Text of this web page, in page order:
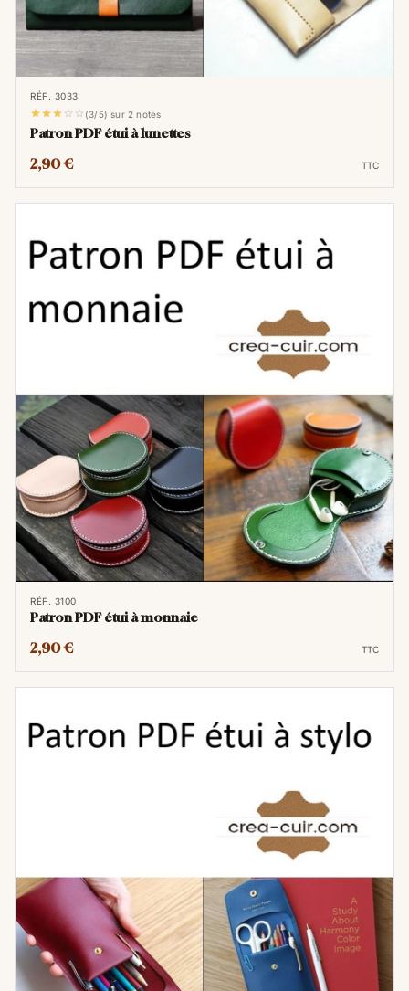
RÉF. 3033
   (3/5) sur 2 notes
Patron PDF étui à lunettes
2,90 € TTC
RÉF. 3100
Patron PDF étui à monnaie
2,90 € TTC